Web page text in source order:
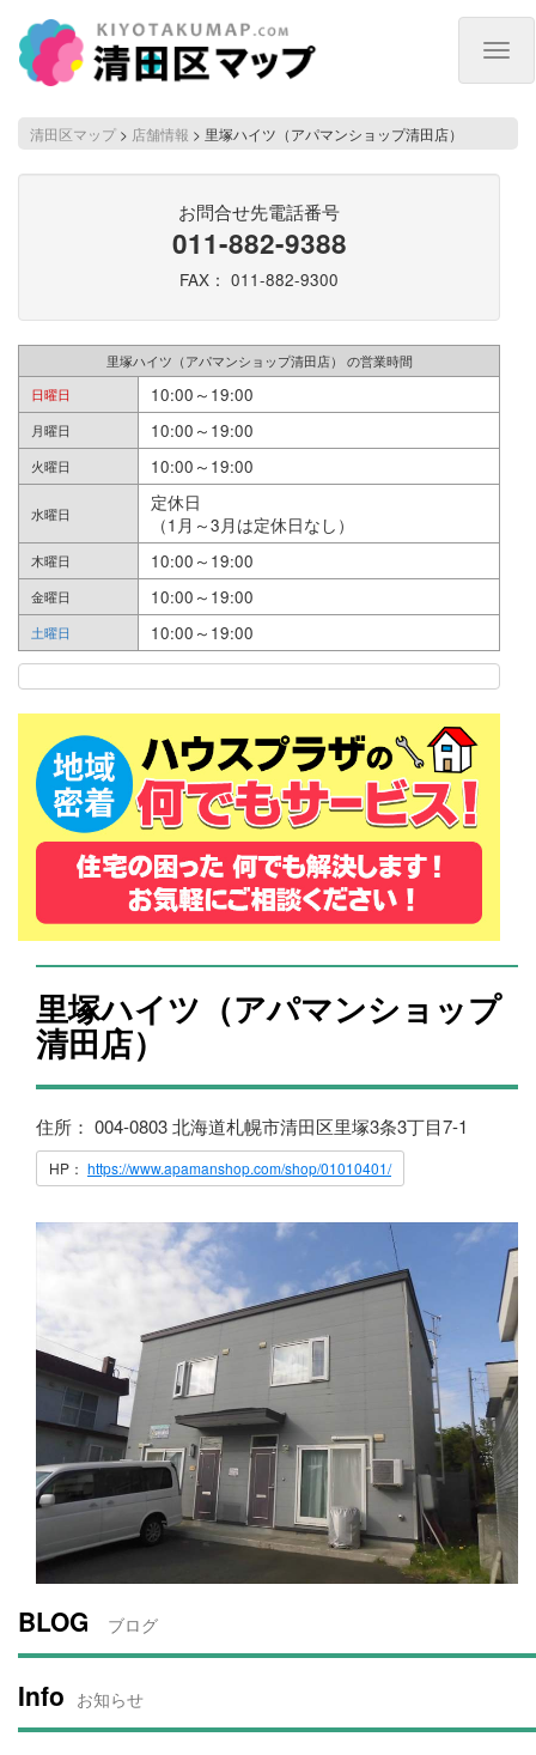
清田区マップ > 店舗情報 > 里塚ハイツ（アパマンショップ清田店）
お問合せ先電話番号
011-882-9388
FAX： 011-882-9300
里塚ハイツ（アパマンショップ清田店） の営業時間
日曜日 10:00～19:00
月曜日 10:00～19:00
火曜日 10:00～19:00
水曜日
定休日
（1月～3月は定休日なし）
木曜日 10:00～19:00
金曜日 10:00～19:00
土曜日 10:00～19:00
里塚ハイツ（アパマンショップ
清田店）
住所： 004-0803 北海道札幌市清田区里塚3条3丁目7-1
HP： https://www.apamanshop.com/shop/01010401/
BLOG ブログ
Info お知らせ